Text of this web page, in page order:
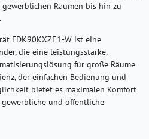
Räumen bis hin zu
FDK90KXZE1-W ist eine
die eine leistungsstarke,
für große Räume
der einfachen Bedienung und
bietet es maximalen Komfort
und öffentliche